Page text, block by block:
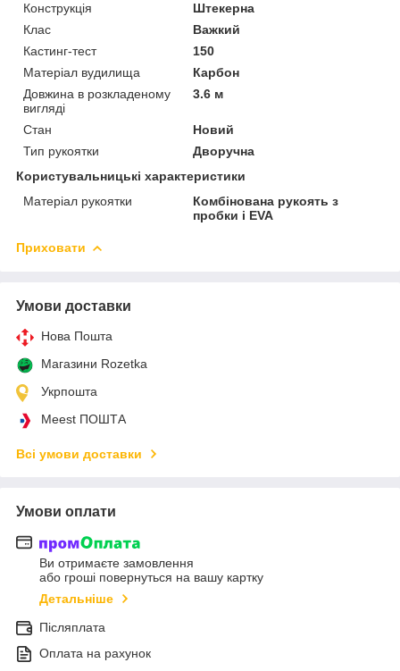
Конструкція
Штекерна
Клас
Важкий
Кастинг-тест
150
Матеріал вудилища
Карбон
Довжина в розкладеному
вигляді
3.6 м
Стан
Новий
Тип рукоятки
Дворучна
Користувальницькі характеристики
Матеріал рукоятки
Комбінована рукоять з
пробки і EVA
Приховати
Умови доставки
Нова Пошта
Магазини Rozetka
Укрпошта
Meest ПОШТА
Всі умови доставки
Умови оплати
Ви отримаєте замовлення
або гроші повернуться на вашу картку
Детальніше
Післяплата
Оплата на рахунок